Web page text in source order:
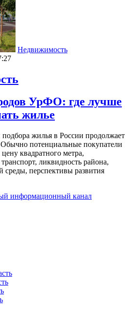
Недвижимость
УрФО: где лучше
жилье
жилья в России продолжает
потенциальные покупатели
квадратного метра,
ликвидность района,
среды, перспективы развития
информационный канал